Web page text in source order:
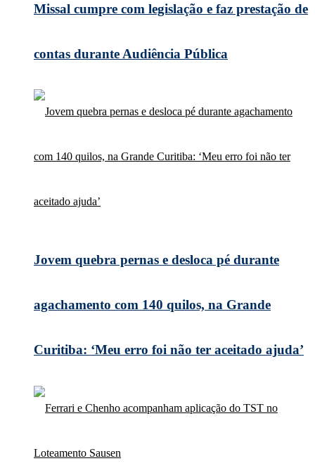
Missal cumpre com legislação e faz prestação de
contas durante Audiência Pública
Jovem quebra pernas e desloca pé durante
agachamento com 140 quilos, na Grande
Curitiba: ‘Meu erro foi não ter aceitado ajuda’